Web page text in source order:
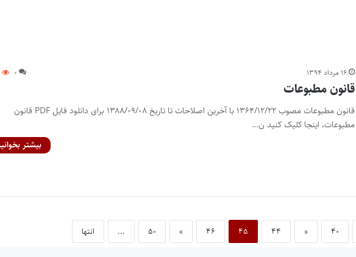
۱۶ مرداد ۱۳۹۴ ۰
قانون مطبوعات
قانون مطبوعات مصوب ۱۳۶۴/۱۲/۲۲ با آخرین اصلاحات تا تاریخ ۱۳۸۸/۰۹/۰۸ برای دانلود فایل PDF‌ ‌‌قانون
مطبوعات، اینجا کلیک کنید ن…
بیشتر
۴۰ « ۴۴ ۴۵ ۴۶ » ۵۰ ... انتها